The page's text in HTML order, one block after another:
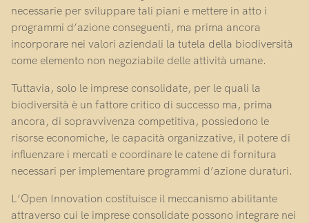
necessarie per sviluppare tali piani e mettere in atto i
programmi d’azione conseguenti, ma prima ancora
incorporare nei valori aziendali la tutela della biodiversità
come elemento non negoziabile delle attività umane.
Tuttavia, solo le imprese consolidate, per le quali la
biodiversità è un fattore critico di successo ma, prima
ancora, di sopravvivenza competitiva, possiedono le
risorse economiche, le capacità organizzative, il potere di
influenzare i mercati e coordinare le catene di fornitura
necessari per implementare programmi d’azione duraturi.
L’Open Innovation costituisce il meccanismo abilitante
attraverso cui le imprese consolidate possono integrare nei